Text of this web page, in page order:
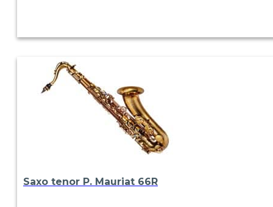
Saxo tenor P. Mauriat 66R